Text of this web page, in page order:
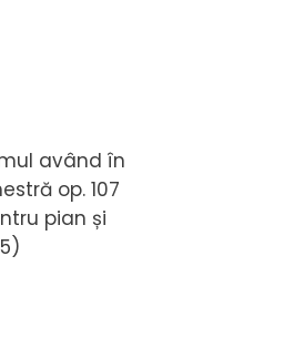
având în
op. 107
pian și